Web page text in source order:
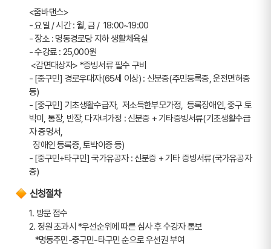
<줌바댄스>
- 요일 / 시간 : 월, 금 /  18:00~19:00
- 장소 : 명동경로당 지하 생활체육실
- 수강료 : 25,000원
<감면대상자> *증빙서류 필수 구비
- [중구민] 경로우대자(65세 이상) : 신분증(주민등록증, 운전면허증
등)
- [중구민] 기초생활수급자,  저소득한부모가정,  등록장애인, 중구 토
박이, 통장, 반장, 다자녀가정 : 신분증 + 기타증빙서류(기초생활수급
자 증명서,
  장애인 등록증, 토박이증 등)
- [중구민+타구민] 국가유공자 : 신분증 + 기타 증빙서류(국가유공자
증)
신청절차
1. 방문 접수
2. 정원 초과시 *우선순위에 따른 심사 후 수강자 통보
   *명동주민-중구민-타구민 순으로 우선권 부여